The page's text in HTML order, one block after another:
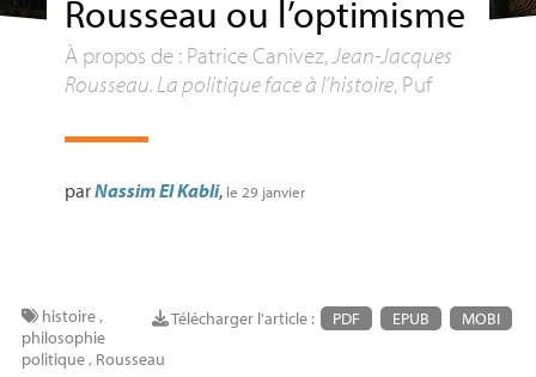
Rousseau ou l’optimisme
À propos de : Patrice Canivez,Jean-Jacques
Rousseau. La politique face à l’histoire, Puf
parNassim El Kabli, le 29 janvier
Télécharger l'article : PDF EPUB MOBI
histoire,
philosophie
politique, Rousseau